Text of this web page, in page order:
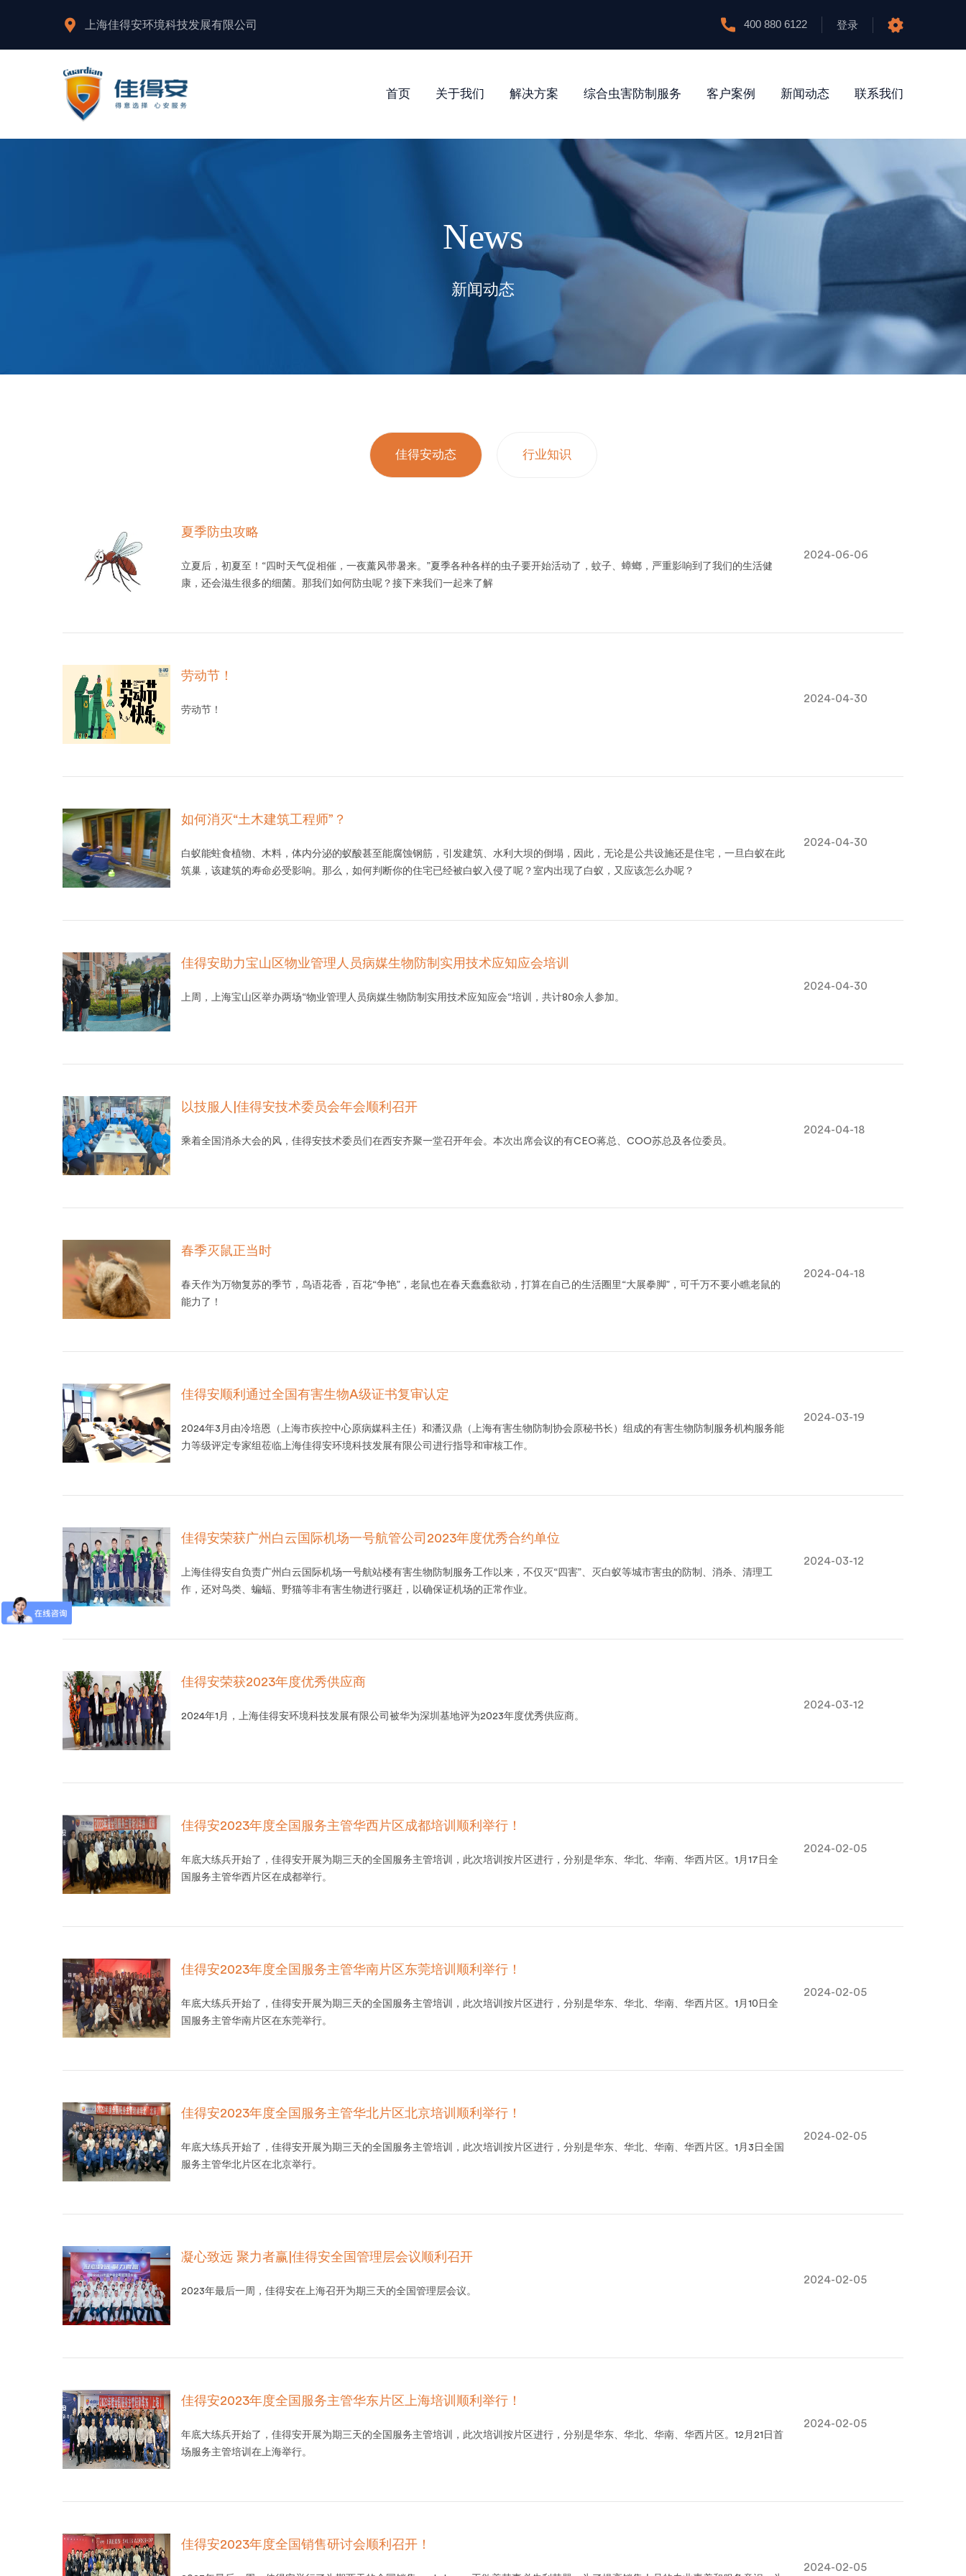
上海佳得安环境科技发展有限公司 400 880 6122 登录
首页 关于我们 解决方案 综合虫害防制服务 客户案例 新闻动态 联系我们
News
新闻动态
佳得安动态 行业知识
夏季防虫攻略
立夏后，初夏至！“四时天气促相催，一夜薰风带暑来。”夏季各种各样的虫子要开始活动了，蚊子、蟑螂，严重影响到了我们的生活健
康，还会滋生很多的细菌。那我们如何防虫呢？接下来我们一起来了解
2024-06-06
劳动节！
劳动节！
2024-04-30
如何消灭“土木建筑工程师”？
白蚁能蛀食植物、木料，体内分泌的蚁酸甚至能腐蚀钢筋，引发建筑、水利大坝的倒塌，因此，无论是公共设施还是住宅，一旦白蚁在此
筑巢，该建筑的寿命必受影响。那么，如何判断你的住宅已经被白蚁入侵了呢？室内出现了白蚁，又应该怎么办呢？
2024-04-30
佳得安助力宝山区物业管理人员病媒生物防制实用技术应知应会培训
上周，上海宝山区举办两场“物业管理人员病媒生物防制实用技术应知应会“培训，共计80余人参加。
2024-04-30
以技服人|佳得安技术委员会年会顺利召开
乘着全国消杀大会的风，佳得安技术委员们在西安齐聚一堂召开年会。本次出席会议的有CEO蒋总、COO苏总及各位委员。
2024-04-18
春季灭鼠正当时
春天作为万物复苏的季节，鸟语花香，百花“争艳”，老鼠也在春天蠢蠢欲动，打算在自己的生活圈里“大展拳脚”，可千万不要小瞧老鼠的
能力了！
2024-04-18
佳得安顺利通过全国有害生物A级证书复审认定
2024年3月由冷培恩（上海市疾控中心原病媒科主任）和潘汉鼎（上海有害生物防制协会原秘书长）组成的有害生物防制服务机构服务能
力等级评定专家组莅临上海佳得安环境科技发展有限公司进行指导和审核工作。
2024-03-19
佳得安荣获广州白云国际机场一号航管公司2023年度优秀合约单位
上海佳得安自负责广州白云国际机场一号航站楼有害生物防制服务工作以来，不仅灭“四害”、灭白蚁等城市害虫的防制、消杀、清理工
作，还对鸟类、蝙蝠、野猫等非有害生物进行驱赶，以确保证机场的正常作业。
2024-03-12
佳得安荣获2023年度优秀供应商
2024年1月，上海佳得安环境科技发展有限公司被华为深圳基地评为2023年度优秀供应商。
2024-03-12
佳得安2023年度全国服务主管华西片区成都培训顺利举行！
年底大练兵开始了，佳得安开展为期三天的全国服务主管培训，此次培训按片区进行，分别是华东、华北、华南、华西片区。1月17日全
国服务主管华西片区在成都举行。
2024-02-05
佳得安2023年度全国服务主管华南片区东莞培训顺利举行！
年底大练兵开始了，佳得安开展为期三天的全国服务主管培训，此次培训按片区进行，分别是华东、华北、华南、华西片区。1月10日全
国服务主管华南片区在东莞举行。
2024-02-05
佳得安2023年度全国服务主管华北片区北京培训顺利举行！
年底大练兵开始了，佳得安开展为期三天的全国服务主管培训，此次培训按片区进行，分别是华东、华北、华南、华西片区。1月3日全国
服务主管华北片区在北京举行。
2024-02-05
凝心致远 聚力者赢|佳得安全国管理层会议顺利召开
2023年最后一周，佳得安在上海召开为期三天的全国管理层会议。
2024-02-05
佳得安2023年度全国服务主管华东片区上海培训顺利举行！
年底大练兵开始了，佳得安开展为期三天的全国服务主管培训，此次培训按片区进行，分别是华东、华北、华南、华西片区。12月21日首
场服务主管培训在上海举行。
2024-02-05
佳得安2023年度全国销售研讨会顺利召开！
2024-02-05